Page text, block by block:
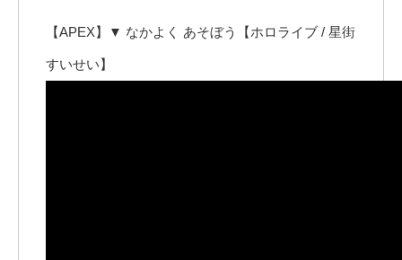
【APEX】▼ なかよく あそぼう【ホロライブ / 星街
すいせい】